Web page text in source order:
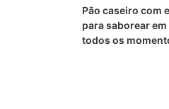
Pão caseiro com
para saborear em
todos os